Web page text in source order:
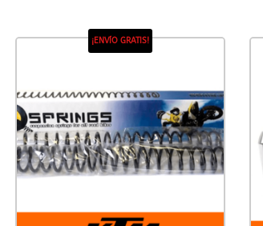
¡ENVÍO GRATIS!